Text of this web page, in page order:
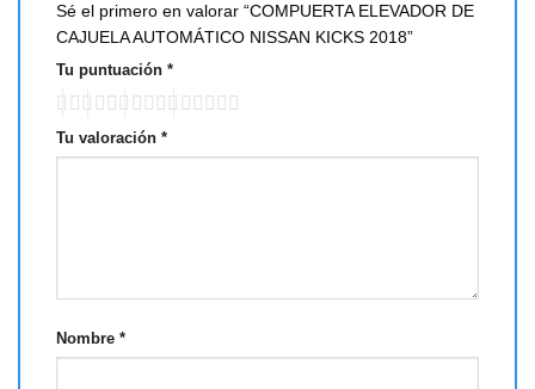
Sé el primero en valorar “COMPUERTA ELEVADOR DE
CAJUELA AUTOMÁTICO NISSAN KICKS 2018”
Tu puntuación *
Tu valoración *
Nombre *